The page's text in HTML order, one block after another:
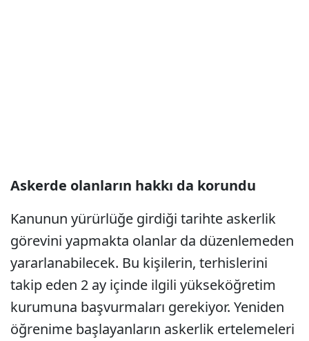
Askerde olanların hakkı da korundu
Kanunun yürürlüğe girdiği tarihte askerlik
görevini yapmakta olanlar da düzenlemeden
yararlanabilecek. Bu kişilerin, terhislerini
takip eden 2 ay içinde ilgili yükseköğretim
kurumuna başvurmaları gerekiyor. Yeniden
öğrenime başlayanların askerlik ertelemeleri